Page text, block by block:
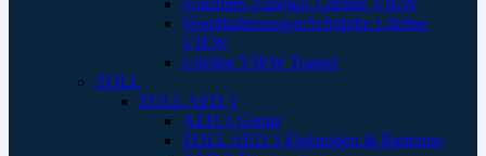
Sonstiges Zubehör Lifeline VIEW
Wandhalterungen/Schränke Lifeline
VIEW
Lifeline VIEW Trainer
ZOLL
ZOLL AED 3
AED 3 Geräte
ZOLL AED 3 Elektroden & Batterien